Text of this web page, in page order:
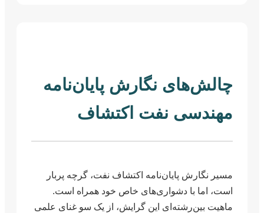
چالش‌های نگارش پایان‌نامه
مهندسی نفت اکتشاف
مسیر نگارش پایان‌نامه اکتشاف نفت، گرچه پربار
است، اما با دشواری‌های خاص خود همراه است.
ماهیت بین‌رشته‌ای این گرایش، از یک سو غنای علمی